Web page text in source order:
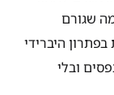
שגורם
היברידי
ובלי